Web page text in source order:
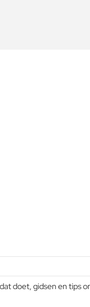
doet, gidsen en tips